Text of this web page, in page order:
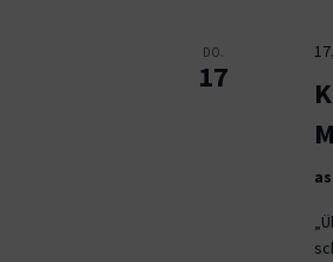
DO.
17